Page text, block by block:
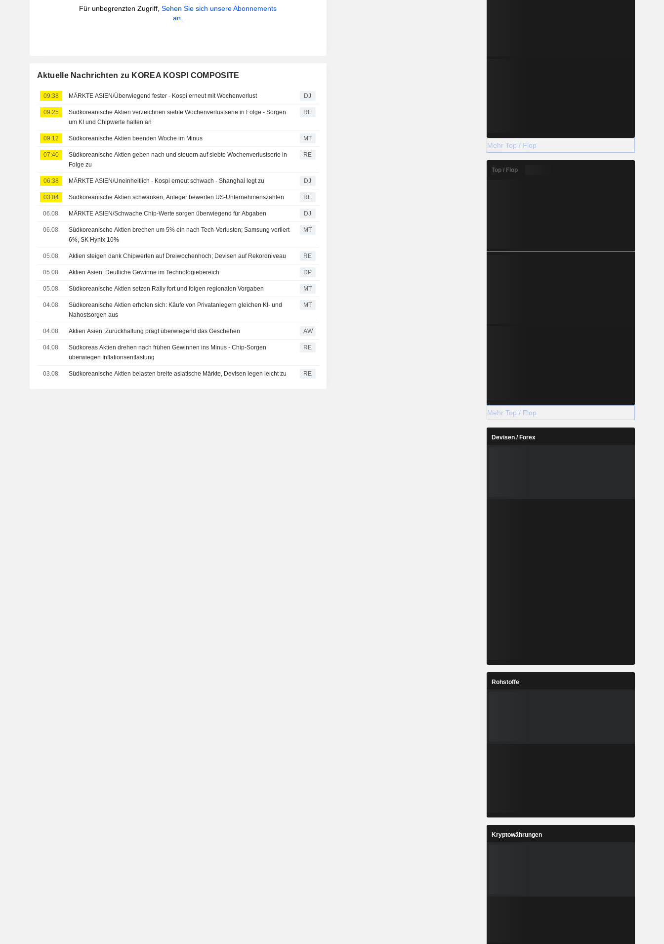
Für unbegrenzten Zugriff,Sehen Sie sich unsere Abonnements
an.
Aktuelle Nachrichten zu KOREA KOSPI COMPOSITE
09:38 MÄRKTE ASIEN/Überwiegend fester - Kospi erneut mit Wochenverlust DJ
09:25
Südkoreanische Aktien verzeichnen siebte Wochenverlustserie in Folge - Sorgen
um KI und Chipwerte halten an
RE
09:12 Südkoreanische Aktien beenden Woche im Minus MT
07:40
Südkoreanische Aktien geben nach und steuern auf siebte Wochenverlustserie in
Folge zu
RE
06:38 MÄRKTE ASIEN/Uneinheitlich - Kospi erneut schwach - Shanghai legt zu DJ
03:04 Südkoreanische Aktien schwanken, Anleger bewerten US-Unternehmenszahlen RE
06.08. MÄRKTE ASIEN/Schwache Chip-Werte sorgen überwiegend für Abgaben DJ
06.08.
Südkoreanische Aktien brechen um 5% ein nach Tech-Verlusten; Samsung verliert
6%, SK Hynix 10%
MT
05.08. Aktien steigen dank Chipwerten auf Dreiwochenhoch; Devisen auf Rekordniveau RE
05.08. Aktien Asien: Deutliche Gewinne im Technologiebereich DP
05.08. Südkoreanische Aktien setzen Rally fort und folgen regionalen Vorgaben MT
04.08.
Südkoreanische Aktien erholen sich: Käufe von Privatanlegern gleichen KI- und
Nahostsorgen aus
MT
04.08. Aktien Asien: Zurückhaltung prägt überwiegend das Geschehen AW
04.08.
Südkoreas Aktien drehen nach frühen Gewinnen ins Minus - Chip-Sorgen
überwiegen Inflationsentlastung
RE
03.08. Südkoreanische Aktien belasten breite asiatische Märkte, Devisen legen leicht zu RE
Mehr Top / Flop
Top / Flop
Mehr Top / Flop
Devisen / Forex
Rohstoffe
Kryptowährungen